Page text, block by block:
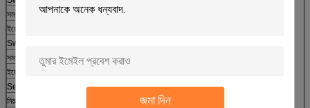
জমা দিন
সমর্থন
2
ইয়োক অ্যাসি
Swash প্লেট
সমর্থন
2
ইয়োক অ্যাসি
Servo ফর্ক
নিয়ন্ত্রক ভালভ পিস্টন গাইড